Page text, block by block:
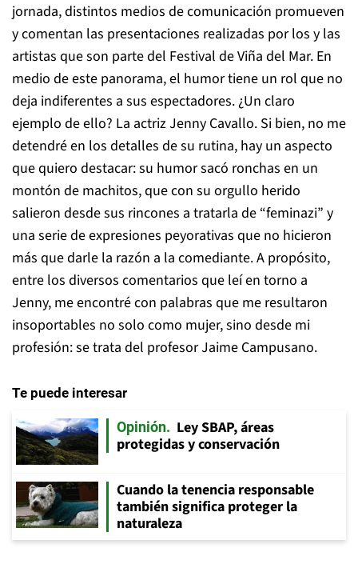
jornada, distintos medios de comunicación promueven
y comentan las presentaciones realizadas por los y las
artistas que son parte del Festival de Viña del Mar. En
medio de este panorama, el humor tiene un rol que no
deja indiferentes a sus espectadores. ¿Un claro
ejemplo de ello? La actriz Jenny Cavallo. Si bien, no me
detendré en los detalles de su rutina, hay un aspecto
que quiero destacar: su humor sacó ronchas en un
montón de machitos, que con su orgullo herido
salieron desde sus rincones a tratarla de “feminazi” y
una serie de expresiones peyorativas que no hicieron
más que darle la razón a la comediante. A propósito,
entre los diversos comentarios que leí en torno a
Jenny, me encontré con palabras que me resultaron
insoportables no solo como mujer, sino desde mi
profesión: se trata del profesor Jaime Campusano.
Te puede interesar
Opinión
Ley SBAP, áreas
protegidas y conservación
Cuando la tenencia responsable
también significa proteger la
naturaleza